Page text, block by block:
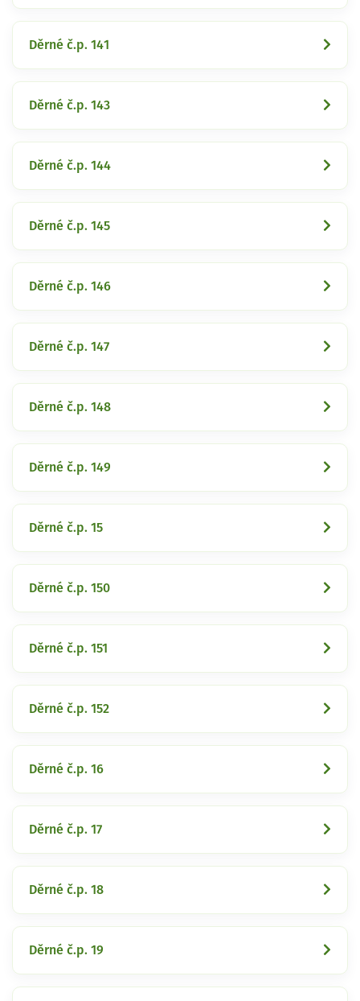
Děrné č.p. 141
Děrné č.p. 143
Děrné č.p. 144
Děrné č.p. 145
Děrné č.p. 146
Děrné č.p. 147
Děrné č.p. 148
Děrné č.p. 149
Děrné č.p. 15
Děrné č.p. 150
Děrné č.p. 151
Děrné č.p. 152
Děrné č.p. 16
Děrné č.p. 17
Děrné č.p. 18
Děrné č.p. 19